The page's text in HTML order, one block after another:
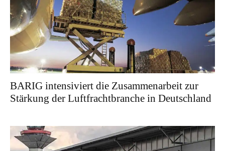
BARIG intensiviert die Zusammenarbeit zur
Stärkung der Luftfrachtbranche in Deutschland